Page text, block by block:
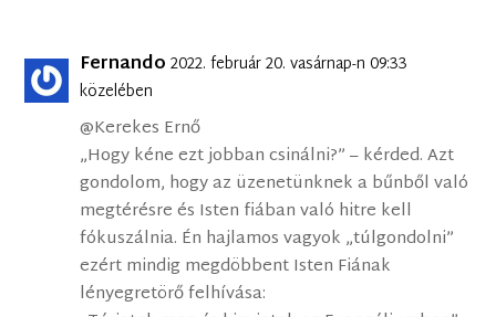
Fernando 2022. február 20. vasárnap-n 09:33
közelében
@Kerekes Ernő
„Hogy kéne ezt jobban csinálni?” – kérded. Azt
gondolom, hogy az üzenetünknek a bűnből való
megtérésre és Isten fiában való hitre kell
fókuszálnia. Én hajlamos vagyok „túlgondolni”
ezért mindig megdöbbent Isten Fiának
lényegretörő felhívása: